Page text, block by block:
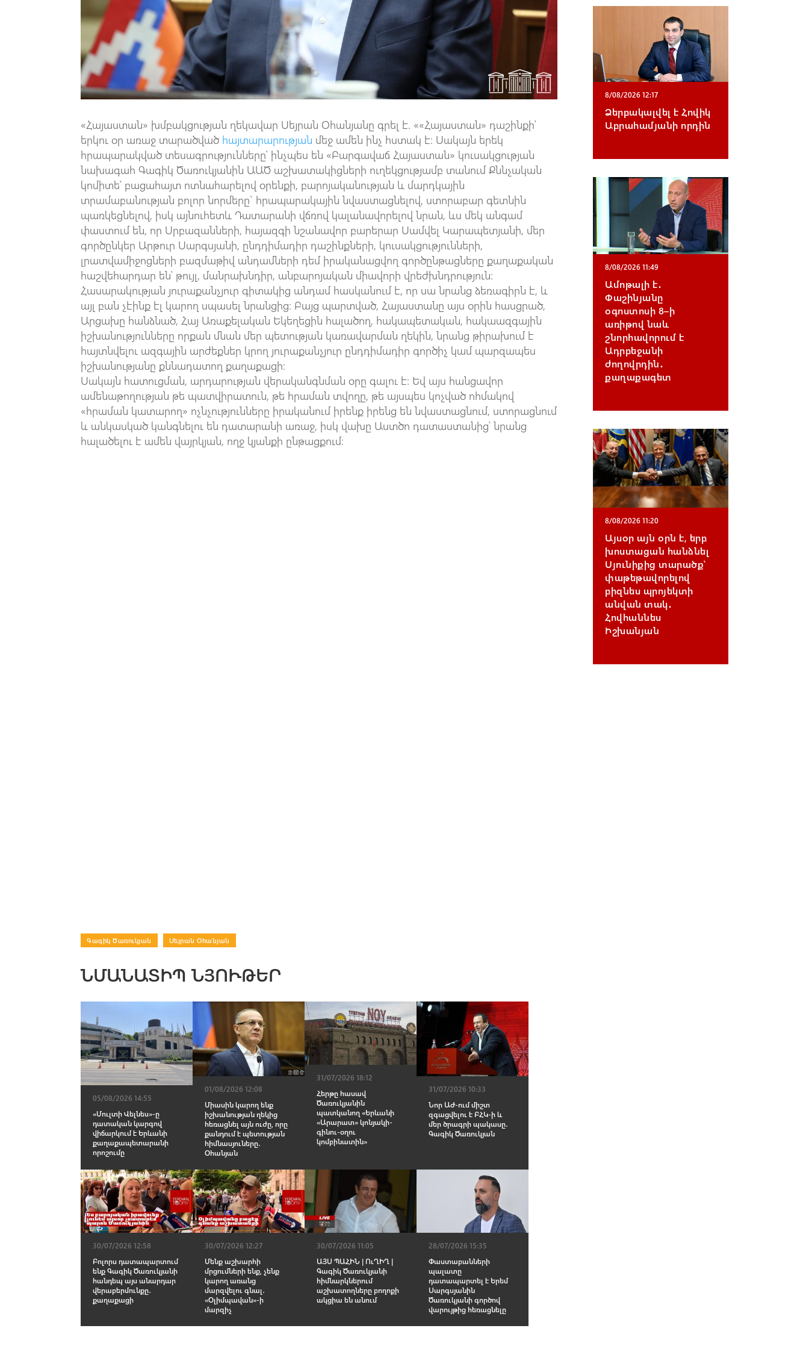
«Հայաստան» խմբակցության ղեկավար Սեյրան Օհանյանը գրել է. ««Հայաստան» դաշինքի՝
երկու օր առաջ տարածված հայտարարության մեջ ամեն ինչ հստակ է։ Սակայն երեկ
հրապարակված տեսագրությունները՝ ինչպես են «Բարգավաճ Հայաստան» կուսակցության
նախագահ Գագիկ Ծառուկյանին ԱԱԾ աշխատակիցների ուղեկցությամբ տանում Քննչական
կոմիտե՝ բացահայտ ոտնահարելով օրենքի, բարոյականության և մարդկային
տրամաբանության բոլոր նորմերը` հրապարակային նվաստացնելով, ստորաբար գետնին
պառկեցնելով, իսկ այնուհետև Դատարանի վճռով կալանավորելով նրան, ևս մեկ անգամ
փաստում են, որ Սրբազանների, հայազգի նշանավոր բարերար Սամվել Կարապետյանի, մեր
գործընկեր Արթուր Սարգսյանի, ընդդիմադիր դաշինքների, կուսակցությունների,
լրատվամիջոցների բազմաթիվ անդամների դեմ իրականացվող գործընթացները քաղաքական
հաշվեհարդար են՝ թույլ, մանրախնդիր, անբարոյական միավորի վրեժխնդրություն։
Հասարակության յուրաքանչյուր գիտակից անդամ հասկանում է, որ սա նրանց ձեռագիրն է, և
այլ բան չէինք էլ կարող սպասել նրանցից։ Բայց պարտված, Հայաստանը այս օրին հասցրած,
Արցախը հանձնած, Հայ Առաքելական Եկեղեցին հալածող, հակապետական, հակաազգային
իշխանությունները որքան մնան մեր պետության կառավարման ղեկին, նրանց թիրախում է
հայտնվելու ազգային արժեքներ կրող յուրաքանչյուր ընդդիմադիր գործիչ կամ պարզապես
իշխանությանը քննադատող քաղաքացի։
Սակայն հատուցման, արդարության վերականգնման օրը գալու է։ Եվ այս հանցավոր
ամենաթողության թե պատվիրատուն, թե հրաման տվողը, թե այսպես կոչված ոհմակով
«հրաման կատարող» ոչնչությունները իրականում իրենք իրենց են նվաստացնում, ստորացնում
և անկասկած կանգնելու են դատարանի առաջ, իսկ վախը Աստծո դատաստանից՝ նրանց
հալածելու է ամեն վայրկյան, ողջ կյանքի ընթացքում։
Գագիկ Ծառուկյան Սեյրան Օհանյան
ՆՄԱՆԱՏԻՊ ՆՅՈՒԹԵՐ
05/08/2026 14:55
«Մուլտի Վելնես»-ը
դատական կարգով
վիճարկում է Երևանի
քաղաքապետարանի
որոշումը
01/08/2026 12:08
Միասին կարող ենք
իշխանության ղեկից
հեռացնել այն ուժը, որը
քանդում է պետության
հիմնասյուները․
Օհանյան
31/07/2026 18:12
Հերթը հասավ
Ծառուկյանին
պատկանող «Երևանի
«Արարատ» կոնյակի-
գինու-օղու
կոմբինատին»
31/07/2026 10:33
Նոր ԱԺ-ում միշտ
զգացվելու է ԲՀԿ-ի և
մեր ծրագրի պակասը․
Գագիկ Ծառուկյան
30/07/2026 12:58
Բոլորս դատապարտում
ենք Գագիկ Ծառուկյանի
հանդեպ այս անարդար
վերաբերմունքը․
քաղաքացի
30/07/2026 12:27
Մենք աշխարհի
մրցումների ենք, չենք
կարող առանց
մարզվելու գնալ․
«Օլիմպավան»-ի
մարզիչ
30/07/2026 11:05
ԱՅՍ ՊԱՀԻՆ | ՈւՂԻՂ |
Գագիկ Ծառուկյանի
հիմնարկներում
աշխատողները բողոքի
ակցիա են անում
28/07/2026 15:35
Փաստաբանների
պալատը
դատապարտել է Երեմ
Սարգսյանին
Ծառուկյանի գործով
վարույթից հեռացնելը
8/08/2026 12:17
Ձերբակալվել է Հովիկ
Աբրահամյանի որդին
8/08/2026 11:49
Ամոթալի է․
Փաշինյանը
օգոստոսի 8–ի
առիթով նաև
շնորհավորում է
Ադրբեջանի
ժողովրդին․
քաղաքագետ
8/08/2026 11:20
Այսօր այն օրն է, երբ
խոստացան հանձնել
Սյունիքից տարածք՝
փաթեթավորելով
բիզնես պրոյեկտի
անվան տակ․
Հովհաննես
Իշխանյան